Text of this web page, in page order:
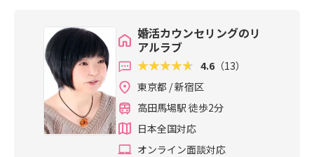
婚活カウンセリングのリ
アルラブ
4.6 （13）
東京都 / 新宿区
高田馬場駅 徒歩2分
日本全国対応
オンライン面談対応